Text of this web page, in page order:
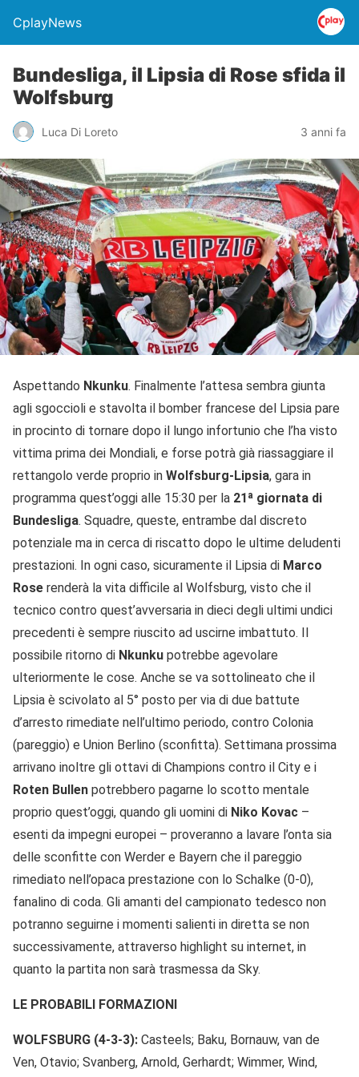
CplayNews
Bundesliga, il Lipsia di Rose sfida il
Wolfsburg
Luca Di Loreto 3 anni fa
Aspettando Nkunku. Finalmente l’attesa sembra giunta
agli sgoccioli e stavolta il bomber francese del Lipsia pare
in procinto di tornare dopo il lungo infortunio che l’ha visto
vittima prima dei Mondiali, e forse potrà già riassaggiare il
rettangolo verde proprio in Wolfsburg-Lipsia, gara in
programma quest’oggi alle 15:30 per la 21ª giornata di
Bundesliga. Squadre, queste, entrambe dal discreto
potenziale ma in cerca di riscatto dopo le ultime deludenti
prestazioni. In ogni caso, sicuramente il Lipsia di Marco
Rose renderà la vita difficile al Wolfsburg, visto che il
tecnico contro quest’avversaria in dieci degli ultimi undici
precedenti è sempre riuscito ad uscirne imbattuto. Il
possibile ritorno di Nkunku potrebbe agevolare
ulteriormente le cose. Anche se va sottolineato che il
Lipsia è scivolato al 5° posto per via di due battute
d’arresto rimediate nell’ultimo periodo, contro Colonia
(pareggio) e Union Berlino (sconfitta). Settimana prossima
arrivano inoltre gli ottavi di Champions contro il City e i
Roten Bullen potrebbero pagarne lo scotto mentale
proprio quest’oggi, quando gli uomini di Niko Kovac –
esenti da impegni europei – proveranno a lavare l’onta sia
delle sconfitte con Werder e Bayern che il pareggio
rimediato nell’opaca prestazione con lo Schalke (0-0),
fanalino di coda. Gli amanti del campionato tedesco non
potranno seguirne i momenti salienti in diretta se non
successivamente, attraverso highlight su internet, in
quanto la partita non sarà trasmessa da Sky.
LE PROBABILI FORMAZIONI
WOLFSBURG (4-3-3): Casteels; Baku, Bornauw, van de
Ven, Otavio; Svanberg, Arnold, Gerhardt; Wimmer, Wind,